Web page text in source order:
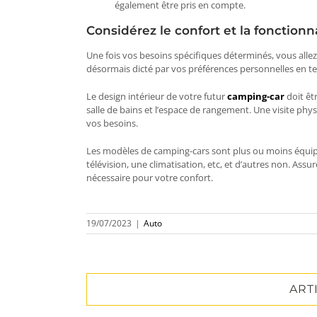
également être pris en compte.
Considérez le confort et la
Une fois vos besoins spécifiques déterminés, vous
désormais dicté par vos préférences personnelles en
Le design intérieur de votre futurcamping-cardoit
salle de bains et l’espace de rangement. Une visite
vos besoins.
Les modèles de camping-cars sont plus ou moins
télévision, une climatisation, etc, et d’autres non.
nécessaire pour votre confort.
19/07/2023 | Auto